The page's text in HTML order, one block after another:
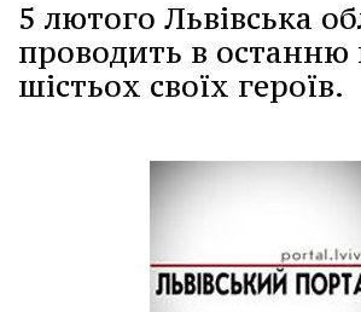
5 лютого Львівська
проводить в останню
шістьох своїх героїв.